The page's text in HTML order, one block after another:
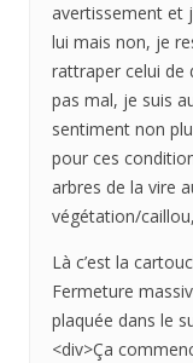
avertissement et
lui mais non, je
rattraper celui de
pas mal, je suis
sentiment non
pour ces
arbres de la vire
végétation/
Là c’est la
Fermeture
plaquée dans le
<div>Ça